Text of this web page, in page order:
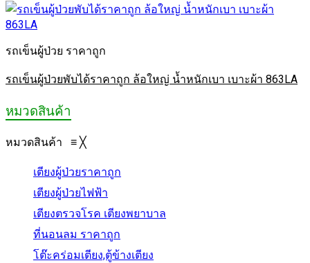
รถเข็นผู้ป่วย ราคาถูก
รถเข็นผู้ป่วยพับได้ราคาถูก ล้อใหญ่ น้ำหนักเบา เบาะผ้า 863LA
หมวดสินค้า
หมวดสินค้า ≡ ╳
เตียงผู้ป่วยราคาถูก
เตียงผู้ป่วยไฟฟ้า
เตียงตรวจโรค เตียงพยาบาล
ที่นอนลม ราคาถูก
โต๊ะคร่อมเตียง,ตู้ข้างเตียง